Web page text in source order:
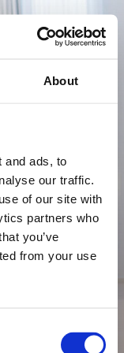
About
and ads, to
our traffic.
of our site with
partners who
you’ve
from your use
DK EN DE
MIT
mitnehmen?